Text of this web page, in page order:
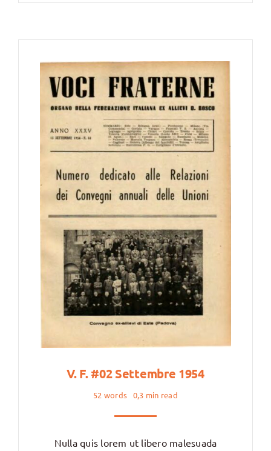
V. F. #02 Settembre 1954
52 words 0,3 min read
Nulla quis lorem ut libero malesuada